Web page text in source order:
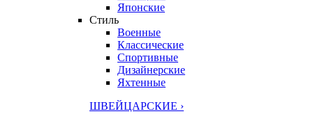
Японские
Стиль
Военные
Классические
Спортивные
Дизайнерские
Яхтенные
ШВЕЙЦАРСКИЕ ›